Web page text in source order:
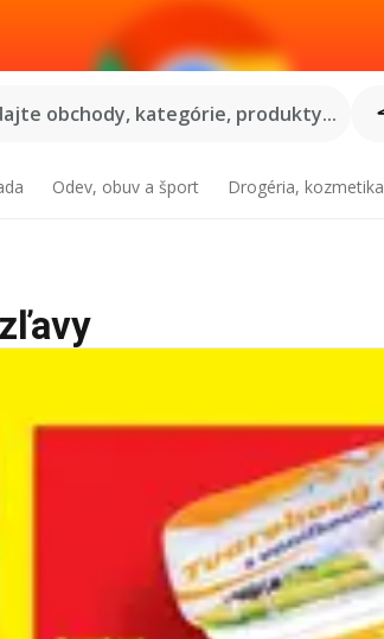
obchody, kategórie, produkty...
Odev, obuv a šport Drogéria, kozmetika